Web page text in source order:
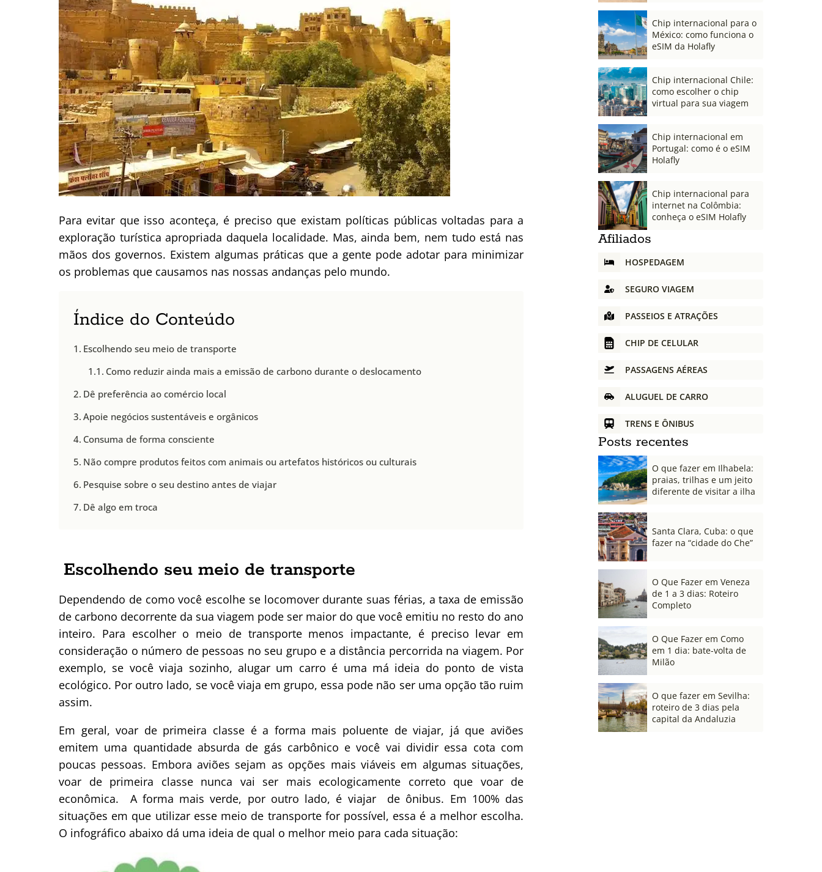
Para evitar que isso aconteça, é preciso que existam políticas públicas voltadas para a
exploração turística apropriada daquela localidade. Mas, ainda bem, nem tudo está nas
mãos dos governos. Existem algumas práticas que a gente pode adotar para minimizar
os problemas que causamos nas nossas andanças pelo mundo.
Índice do Conteúdo
Escolhendo seu meio de transporte
Como reduzir ainda mais a emissão de carbono durante o deslocamento
Dê preferência ao comércio local
Apoie negócios sustentáveis e orgânicos
Consuma de forma consciente
Não compre produtos feitos com animais ou artefatos históricos ou culturais
Pesquise sobre o seu destino antes de viajar
Dê algo em troca
Escolhendo seu meio de transporte
Dependendo de como você escolhe se locomover durante suas férias, a taxa de emissão
de carbono decorrente da sua viagem pode ser maior do que você emitiu no resto do ano
inteiro. Para escolher o meio de transporte menos impactante, é preciso levar em
consideração o número de pessoas no seu grupo e a distância percorrida na viagem. Por
exemplo, se você viaja sozinho, alugar um carro é uma má ideia do ponto de vista
ecológico. Por outro lado, se você viaja em grupo, essa pode não ser uma opção tão ruim
assim.
Em geral, voar de primeira classe é a forma mais poluente de viajar, já que aviões
emitem uma quantidade absurda de gás carbônico e você vai dividir essa cota com
poucas pessoas. Embora aviões sejam as opções mais viáveis em algumas situações,
voar de primeira classe nunca vai ser mais ecologicamente correto que voar de
econômica. A forma mais verde, por outro lado, é viajar de ônibus. Em 100% das
situações em que utilizar esse meio de transporte for possível, essa é a melhor escolha.
O infográfico abaixo dá uma ideia de qual o melhor meio para cada situação:
Chip internacional para o
México: como funciona o
eSIM da Holafly
Chip internacional Chile:
como escolher o chip
virtual para sua viagem
Chip internacional em
Portugal: como é o eSIM
Holafly
Chip internacional para
internet na Colômbia:
conheça o eSIM Holafly
Afiliados
HOSPEDAGEM
SEGURO VIAGEM
PASSEIOS E ATRAÇÕES
CHIP DE CELULAR
PASSAGENS AÉREAS
ALUGUEL DE CARRO
TRENS E ÔNIBUS
Posts recentes
O que fazer em Ilhabela:
praias, trilhas e um jeito
diferente de visitar a ilha
Santa Clara, Cuba: o que
fazer na “cidade do Che”
O Que Fazer em Veneza
de 1 a 3 dias: Roteiro
Completo
O Que Fazer em Como
em 1 dia: bate-volta de
Milão
O que fazer em Sevilha:
roteiro de 3 dias pela
capital da Andaluzia